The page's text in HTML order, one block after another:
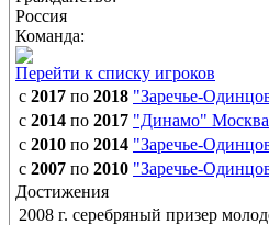
Россия
Команда:
Перейти к списку игроков
с 2017 по 2018 "Заречье-
с 2014 по 2017 "Динамо" Москва
с 2010 по 2014 "Заречье-
с 2007 по 2010 "Заречье-
Достижения
2008 г. серебряный призер